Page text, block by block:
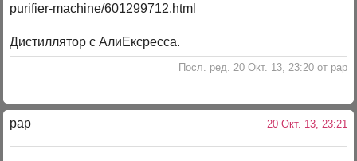
purifier-machine/601299712.html
Дистиллятор с АлиЕксресса.
Посл. ред. 20 Окт. 13, 23:20 от pap
pap 20 Окт. 13, 23:21